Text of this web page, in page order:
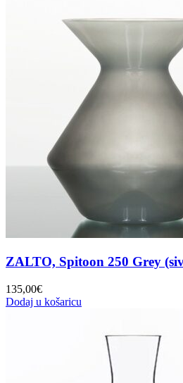
ZALTO, Spitoon 250 Grey
135,00€
Dodaj u košaricu